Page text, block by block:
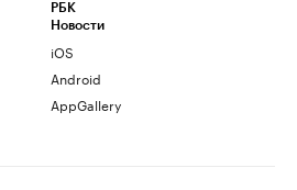
РБК
Новости
iOS
Android
AppGallery